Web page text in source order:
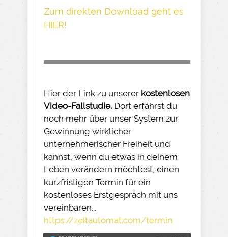
Z um direkte n Download geh t es
HIER!
Hier der Link zu unserer kostenlosen
Video-Fallstudie. Dort erfährst du
noch mehr über unser System zur
Gewinnung wirklicher
unternehmerischer Freiheit und
kannst, wenn du etwas in deinem
Leben verändern möchtest, einen
kurzfristigen Termin für ein
kostenloses Erstgespräch mit uns
vereinbaren...
https://zeitautomat.com/termin